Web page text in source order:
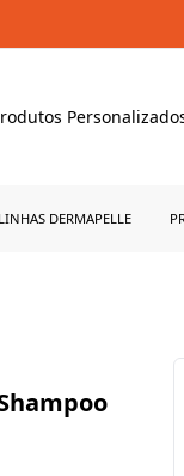
LINHAS DERMAPELLE